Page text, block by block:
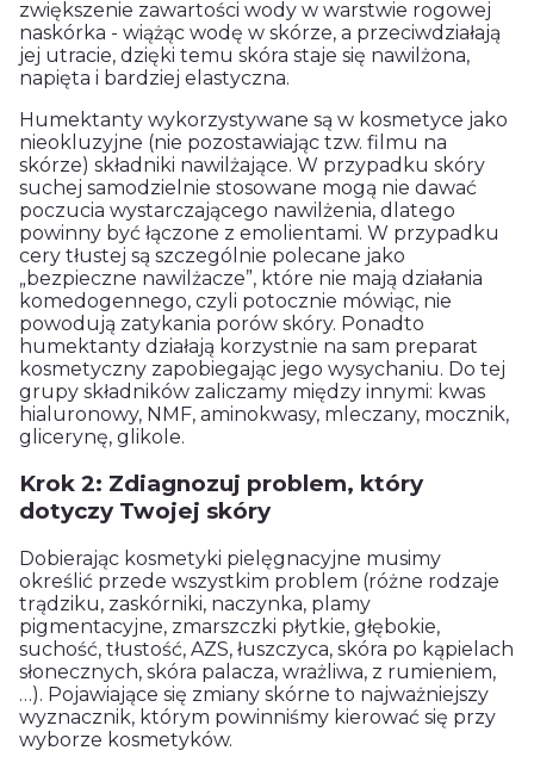
zwiększenie zawartości wody w warstwie rogowej
naskórka - wiążąc wodę w skórze, a przeciwdziałają
jej utracie, dzięki temu skóra staje się nawilżona,
napięta i bardziej elastyczna.
Humektanty wykorzystywane są w kosmetyce jako
nieokluzyjne (nie pozostawiając tzw. filmu na
skórze) składniki nawilżające. W przypadku skóry
suchej samodzielnie stosowane mogą nie dawać
poczucia wystarczającego nawilżenia, dlatego
powinny być łączone z emolientami. W przypadku
cery tłustej są szczególnie polecane jako
„bezpieczne nawilżacze”, które nie mają działania
komedogennego, czyli potocznie mówiąc, nie
powodują zatykania porów skóry. Ponadto
humektanty działają korzystnie na sam preparat
kosmetyczny zapobiegając jego wysychaniu. Do tej
grupy składników zaliczamy między innymi: kwas
hialuronowy, NMF, aminokwasy, mleczany, mocznik,
glicerynę, glikole.
Krok 2: Zdiagnozuj problem, który
dotyczy Twojej skóry
Dobierając kosmetyki pielęgnacyjne musimy
określić przede wszystkim problem (różne rodzaje
trądziku, zaskórniki, naczynka, plamy
pigmentacyjne, zmarszczki płytkie, głębokie,
suchość, tłustość, AZS, łuszczyca, skóra po kąpielach
słonecznych, skóra palacza, wrażliwa, z rumieniem,
…). Pojawiające się zmiany skórne to najważniejszy
wyznacznik, którym powinniśmy kierować się przy
wyborze kosmetyków.